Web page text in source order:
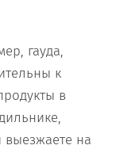
гауда,
к
в
на